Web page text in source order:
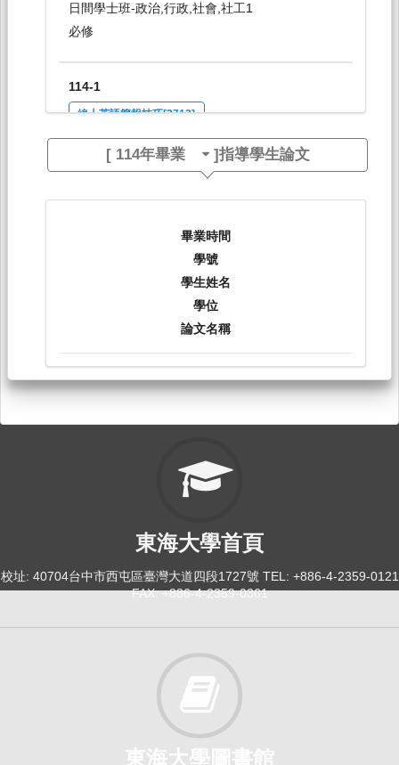
日間學士班-政治,行政,社會,社工1
必修
114-1
線上英語簡報技巧[3712]
日間學士班-共選修1-4
日間學士班-會,財,統,資管,國際2
114-2
線上英語簡報技巧[3712]
選修
日間學士班-政治,行政,社會,社工1
日間學士班-國際學院2
[ 114年畢業 ]指導學生論文
畢業時間
學號
學生姓名
學位
論文名稱
東海大學首頁
校址: 40704台中市西屯區臺灣大道四段1727號 TEL: +886-4-2359-0121
FAX: +886-4-2359-0361
東海大學圖書館